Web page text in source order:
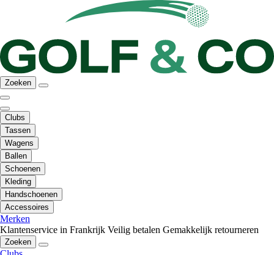
Zoeken
Clubs
Tassen
Wagens
Ballen
Schoenen
Kleding
Handschoenen
Accessoires
Merken
Klantenservice in Frankrijk Veilig betalen Gemakkelijk retourneren
Zoeken